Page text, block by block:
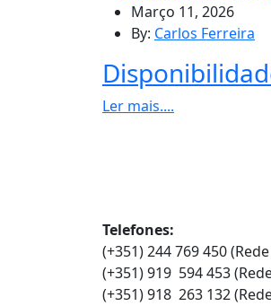
Março 11, 2026
By: Carlos Ferreira
Ler mais....
Telefones:
(+351) 244 769 450
(+351) 919 594 453
(+351) 918 263 132